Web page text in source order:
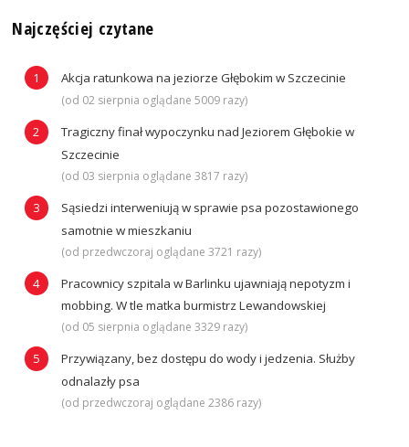
Najczęściej czytane
Akcja ratunkowa na jeziorze Głębokim w Szczecinie
(od 02 sierpnia oglądane 5009 razy)
Tragiczny finał wypoczynku nad Jeziorem Głębokie w
Szczecinie
(od 03 sierpnia oglądane 3817 razy)
Sąsiedzi interweniują w sprawie psa pozostawionego
samotnie w mieszkaniu
(od przedwczoraj oglądane 3721 razy)
Pracownicy szpitala w Barlinku ujawniają nepotyzm i
mobbing. W tle matka burmistrz Lewandowskiej
(od 05 sierpnia oglądane 3329 razy)
Przywiązany, bez dostępu do wody i jedzenia. Służby
odnalazły psa
(od przedwczoraj oglądane 2386 razy)